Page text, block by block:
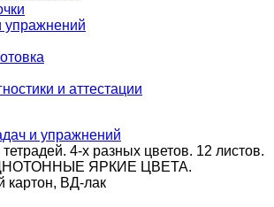
упражнений
и аттестации
и упражнений
4-х разных цветов. 12 листов.
ЯРКИЕ ЦВЕТА.
картон, ВД-лак